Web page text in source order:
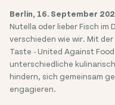
Berlin, 16. September
Nutella oder lieber Fisch im
verschieden wie wir. Mit
Taste - United Against
unterschiedliche
hindern, sich gemeinsam
engagieren.